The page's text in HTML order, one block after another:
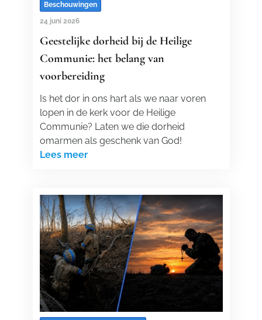
Beschouwingen
24 juni 2026
Geestelijke dorheid bij de Heilige
Communie: het belang van
voorbereiding
Is het dor in ons hart als we naar voren
lopen in de kerk voor de Heilige
Communie? Laten we die dorheid
omarmen als geschenk van God!
Lees meer